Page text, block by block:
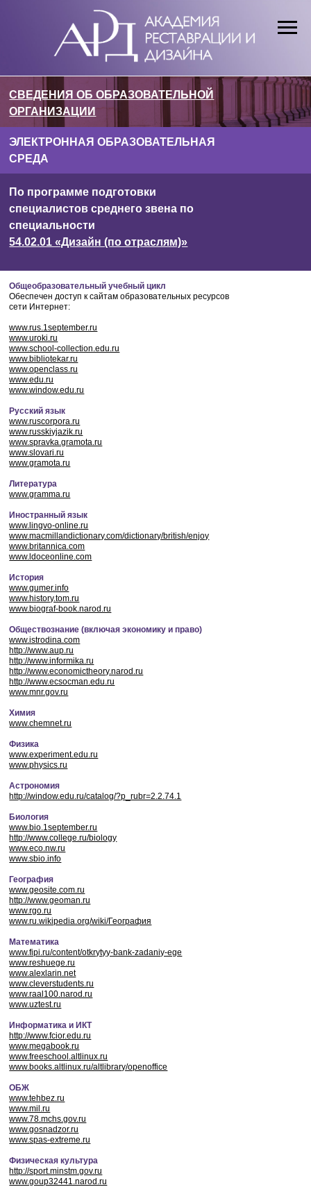
ВОСПИТАТЕЛЬНАЯ РАБОТАМЕТОДИЧЕСКАЯ РАБОТА
СВЕДЕНИЯ ОБ ОБРАЗОВАТЕЛЬНОЙ
ОРГАНИЗАЦИИ
ЭЛЕКТРОННАЯ ОБРАЗОВАТЕЛЬНАЯ
СРЕДА
По программе подготовки
специалистов среднего звена по
специальности
54.02.01 «Дизайн (по отраслям)»
Общеобразовательный учебный цикл
Обеспечен доступ к сайтам образовательных ресурсов
сети Интернет:
www.rus.1september.ru
www.uroki.ru
www.school-collection.edu.ru
www.bibliotekar.ru
www.openclass.ru
www.edu.ru
www.window.edu.ru
Русский язык
www.ruscorpora.ru
www.russkiyjazik.ru
www.spravka.gramota.ru
www.slovari.ru
www.gramota.ru
Литература
www.gramma.ru
Иностранный язык
www.lingvo-online.ru
www.macmillandictionary.com/dictionary/british/enjoy
www.britannica.com
www.ldoceonline.com
История
www.gumer.info
www.history.tom.ru
www.biograf-book.narod.ru
Обществознание (включая экономику и право)
www.istrodina.com
http://www.aup.ru
http://www.informika.ru
http://www.economictheory.narod.ru
http://www.ecsocman.edu.ru
www.mnr.gov.ru
Химия
www.chemnet.ru
Физика
www.experiment.edu.ru
www.physics.ru
Астрономия
http://window.edu.ru/catalog/?p_rubr=2.2.74.1
Биология
www.bio.1september.ru
http://www.college.ru/biology
www.eco.nw.ru
www.sbio.info
География
www.geosite.com.ru
http://www.geoman.ru
www.rgo.ru
www.ru.wikipedia.org/wiki/География
Математика
www.fipi.ru/content/otkrytyy-bank-zadaniy-ege
www.reshuege.ru
www.alexlarin.net
www.cleverstudents.ru
www.raal100.narod.ru
www.uztest.ru
Информатика и ИКТ
http://www.fcior.edu.ru
www.megabook.ru
www.freeschool.altlinux.ru
www.books.altlinux.ru/altlibrary/openoffice
ОБЖ
www.tehbez.ru
www.mil.ru
www.78.mchs.gov.ru
www.gosnadzor.ru
www.spas-extreme.ru
Физическая культура
http://sport.minstm.gov.ru
www.goup32441.narod.ru